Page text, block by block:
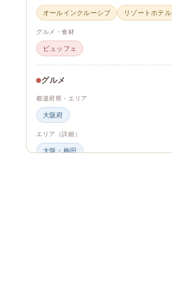
オールインクルーシブ リゾートホテル
グルメ・食材
ビュッフェ
グルメ
都道府県・エリア
大阪府
エリア（詳細）
大阪・梅田